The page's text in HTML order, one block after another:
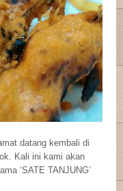
datang kembali di
Kali ini kami akan
‘SATE TANJUNG’